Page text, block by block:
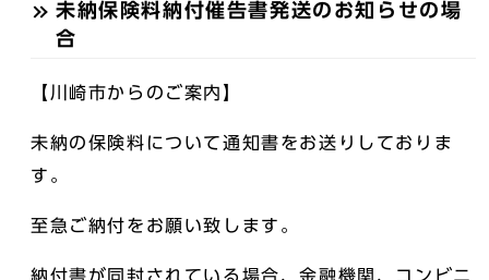
未納保険料納付催告書発送のお知らせの場
合
【川崎市からのご案内】
未納の保険料について通知書をお送りしておりま
す。
至急ご納付をお願い致します。
納付書が同封されている場合、金融機関、コンビニ